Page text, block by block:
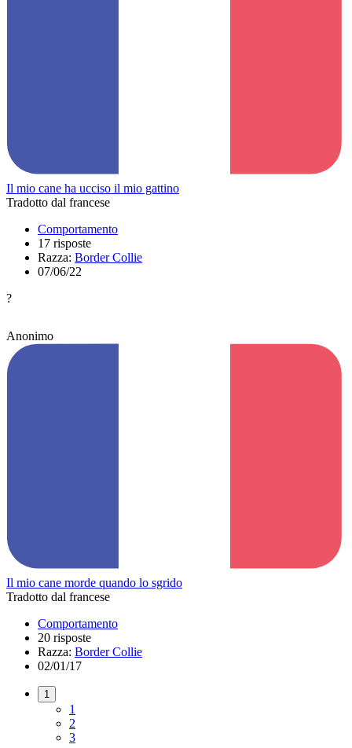
Il mio cane ha ucciso il mio gattino
Tradotto dal francese
Comportamento
17 risposte
Razza: Border Collie
07/06/22
?
Anonimo
Il mio cane morde quando lo sgrido
Tradotto dal francese
Comportamento
20 risposte
Razza: Border Collie
02/01/17
1
1
2
3